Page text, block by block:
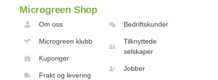
Microgreen Shop
Om oss
Microgreen klubb
Kuponger
Frakt og levering
Bedriftskunder
Tilknyttede
selskaper
Jobber